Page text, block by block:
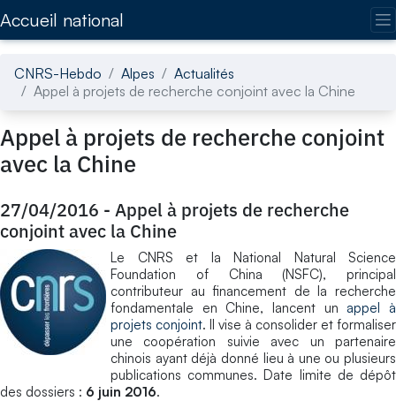
Accueil national
CNRS-Hebdo Alpes
Actualités
Appel à projets de recherche conjoint avec la Chine
Appel à projets de recherche conjoint
avec la Chine
27/04/2016 - Appel à projets de recherche
conjoint avec la Chine
Le CNRS et la National Natural Science
Foundation of China (NSFC), principal
contributeur au financement de la recherche
fondamentale en Chine, lancent un appel à
projets conjoint. Il vise à consolider et formaliser
une coopération suivie avec un partenaire
chinois ayant déjà donné lieu à une ou plusieurs
publications communes. Date limite de dépôt
des dossiers : 6 juin 2016.